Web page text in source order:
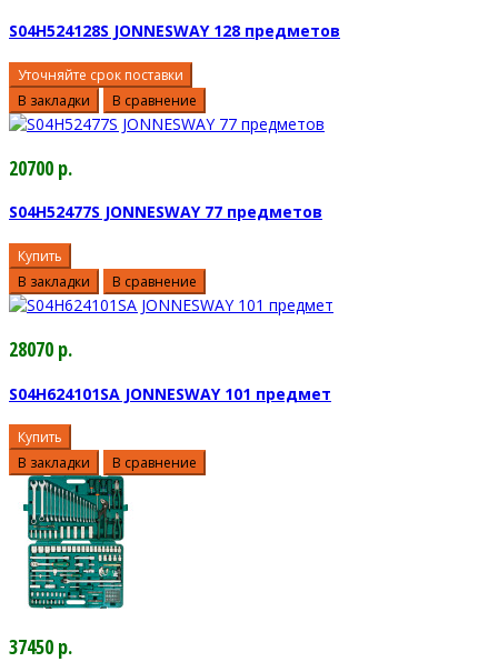
S04H524128S JONNESWAY 128 предметов
Уточняйте срок поставки
В закладки
В сравнение
20700 р.
S04H52477S JONNESWAY 77 предметов
Купить
В закладки
В сравнение
28070 р.
S04H624101SA JONNESWAY 101 предмет
Купить
В закладки
В сравнение
37450 р.